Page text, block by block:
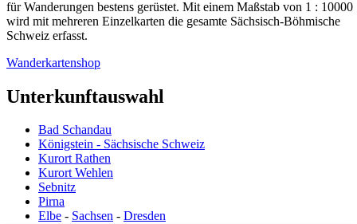
für Wanderungen bestens gerüstet. Mit einem Maßstab von 1 : 10000
wird mit mehreren Einzelkarten die gesamte Sächsisch-Böhmische
Schweiz erfasst.
Wanderkartenshop
Unterkunftauswahl
Bad Schandau
Königstein - Sächsische Schweiz
Kurort Rathen
Kurort Wehlen
Sebnitz
Pirna
Elbe - Sachsen - Dresden